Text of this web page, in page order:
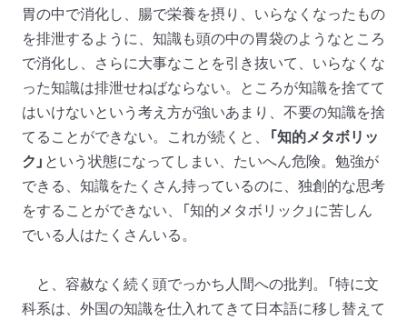
胃の中で消化し、腸で栄養を摂り、いらなくなったもの
を排泄するように、知識も頭の中の胃袋のようなところ
で消化し、さらに大事なことを引き抜いて、いらなくな
った知識は排泄せねばならない。ところが知識を捨てて
はいけないという考え方が強いあまり、不要の知識を捨
てることができない。これが続くと、
「知的メタボリッ
ク」 という状態になってしまい、たいへん危険。勉強が
できる、知識をたくさん持っているのに、独創的な思考
をすることができない、「知的メタボリック」に苦しん
でいる人はたくさんいる。
と、容赦なく続く頭でっかち人間への批判。「特に文
科系は、外国の知識を仕入れてきて日本語に移し替えて